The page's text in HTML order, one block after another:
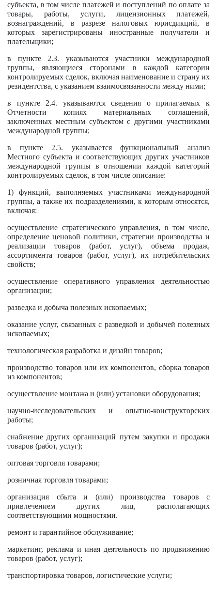
субъекта, в том числе платежей и поступлений по оплате за
товары, работы, услуги, лицензионных платежей,
вознаграждений, в разрезе налоговых юрисдикций, в
которых зарегистрированы иностранные получатели и
плательщики;
в пункте 2.3. указываются участники международной
группы, являющиеся сторонами в каждой категории
контролируемых сделок, включая наименование и страну их
резидентства, с указанием взаимосвязанности между ними;
в пункте 2.4. указываются сведения о прилагаемых к
Отчетности копиях материальных соглашений,
заключенных местным субъектом с другими участниками
международной группы;
в пункте 2.5. указывается функциональный анализ
Местного субъекта и соответствующих других участников
международной группы в отношении каждой категорий
контролируемых сделок, в том числе описание:
1) функций, выполняемых участниками международной
группы, а также их подразделениями, к которым относятся,
включая:
осуществление стратегического управления, в том числе,
определение ценовой политики, стратегии производства и
реализации товаров (работ, услуг), объема продаж,
ассортимента товаров (работ, услуг), их потребительских
свойств;
осуществление оперативного управления деятельностью
организации;
разведка и добыча полезных ископаемых;
оказание услуг, связанных с разведкой и добычей полезных
ископаемых;
технологическая разработка и дизайн товаров;
производство товаров или их компонентов, сборка товаров
из компонентов;
осуществление монтажа и (или) установки оборудования;
научно-исследовательских и опытно-конструкторских
работы;
снабжение других организаций путем закупки и продажи
товаров (работ, услуг);
оптовая торговля товарами;
розничная торговля товарами;
организация сбыта и (или) производства товаров с
привлечением других лиц, располагающих
соответствующими мощностями.
ремонт и гарантийное обслуживание;
маркетинг, реклама и иная деятельность по продвижению
товаров (работ, услуг);
транспортировка товаров, логистические услуги;